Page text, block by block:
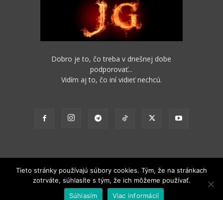
Dobro je to, čo treba v dnešnej dobe
podporovať...
Vidím aj to, čo iní vidieť nechcú.
2012 - 2022 Obsah stránok je možné s funkčným odkazom na pôvodný
zdroj ďalej nekomerčne šíriť.
Tieto stránky používajú súbory cookies. Tým, že na stránkach
zotrváte, súhlasíte s tým, že ich môžeme používať.
Súhlasím
Viac informácií